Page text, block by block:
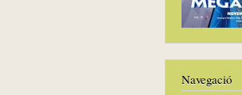
Navegació